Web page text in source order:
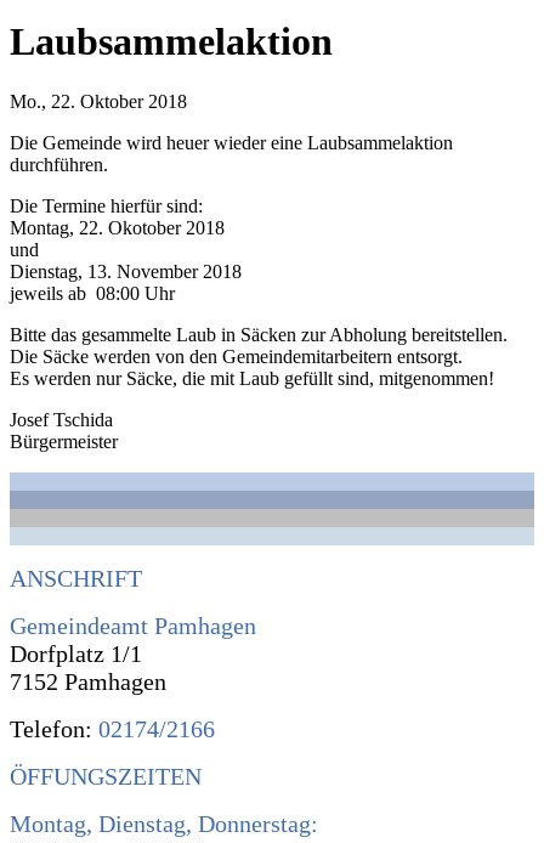
Laubsammelaktion
Mo., 22. Oktober 2018
Die Gemeinde wird heuer wieder eine Laubsammelaktion
durchführen.
Die Termine hierfür sind:
Montag, 22. Okotober 2018
und
Dienstag, 13. November 2018
jeweils ab 08:00 Uhr
Bitte das gesammelte Laub in Säcken zur Abholung bereitstellen.
Die Säcke werden von den Gemeindemitarbeitern entsorgt.
Es werden nur Säcke, die mit Laub gefüllt sind, mitgenommen!
Josef Tschida
Bürgermeister
ANSCHRIFT
Gemeindeamt Pamhagen
Dorfplatz 1/1
7152 Pamhagen
Telefon: 02174/2166
ÖFFUNGSZEITEN
Montag, Dienstag, Donnerstag: